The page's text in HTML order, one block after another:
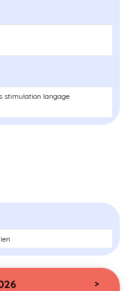
stimulation langage
>